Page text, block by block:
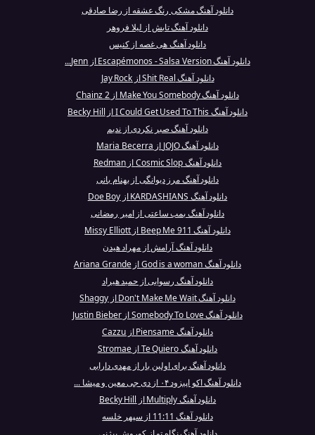
دانلود آهنگ مشکی رنگ عشقه از رضا صادقی
دانلود آهنگ تابش از لیلا فروهر
دانلود آهنگ هی غصه از کنیس
دانلود آهنگ Escapémonos - Salsa Version از Jenn...
دانلود آهنگ Shit Real از Jay Rock
دانلود آهنگ Make You Somebody از 2 Chainz
دانلود آهنگ I Could Get Used To This از Becky Hill
دانلود آهنگ صبر نکردی از ندیم
دانلود آهنگ JOJO از Maria Becerra
دانلود آهنگ Cosmic Slop از Redman
دانلود آهنگ مرز دیوانگی از بهنام بانی
دانلود آهنگ KARDASHIANS از Doe Boy
دانلود آهنگ بمب ساعتی از امیر رمضانی
دانلود آهنگ Beep Me 911 از Missy Elliott
دانلود آهنگ آرامش از مهراد هیدن
دانلود آهنگ God is a woman از Ariana Grande
دانلود آهنگ رسوایی از حمید هیراد
دانلود آهنگ Don't Make Me Wait از Shaggy
دانلود آهنگ Somebody To Love از Justin Bieber
دانلود آهنگ Piensame از Cazzu
دانلود آهنگ Te Quiero از Stromae
دانلود آهنگ برای اولین بار از مهدی دارابی
دانلود آهنگ اکو اپیزود ۰۴ از دی جی معین و میشا ...
دانلود آهنگ Multiply از Becky Hill
دانلود آهنگ 11:11 از سپهر خلسه